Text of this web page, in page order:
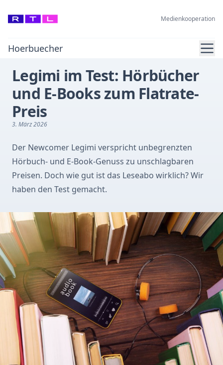
Medienkooperation
Hoerbuecher
Legimi im Test: Hörbücher
und E-Books zum Flatrate-
Preis
3. März 2026
Der Newcomer Legimi verspricht unbegrenzten
Hörbuch- und E-Book-Genuss zu unschlagbaren
Preisen. Doch wie gut ist das Leseabo wirklich? Wir
haben den Test gemacht.